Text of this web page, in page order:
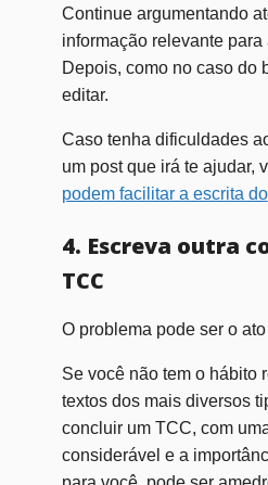
Continue argumentando
informação relevante para
Depois, como no caso do
editar.
Caso tenha dificuldades
um post que irá te ajudar,
podem facilitar a escrita do
4. Escreva outra
TCC
O problema pode ser o
Se você não tem o hábito
textos dos mais diversos
concluir um TCC, com
considerável e a